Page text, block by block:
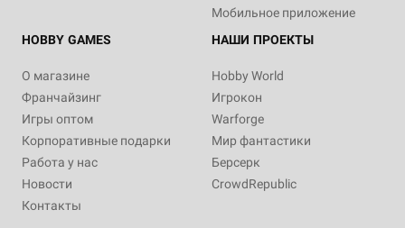
Мобильное приложение
HOBBY GAMES
О магазине
Франчайзинг
Игры оптом
Корпоративные подарки
Работа у нас
Новости
Контакты
НАШИ ПРОЕКТЫ
Hobby World
Игрокон
Warforge
Мир фантастики
Берсерк
CrowdRepublic